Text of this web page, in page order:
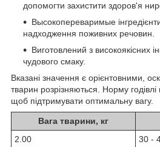
допомогти захистити здоров'я
Высокопереваримые
надходження поживних речовин.
Виготовлений з високоякісних
чудового смаку.
Вказані значення є орієнтовними,
тварин розрізняються. Норму годівлі
щоб підтримувати оптимальну вагу.
Вага тварини, кг
2.00
30 -